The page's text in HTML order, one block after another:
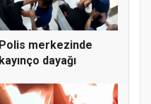
Polis merkezinde
kayınço dayağı